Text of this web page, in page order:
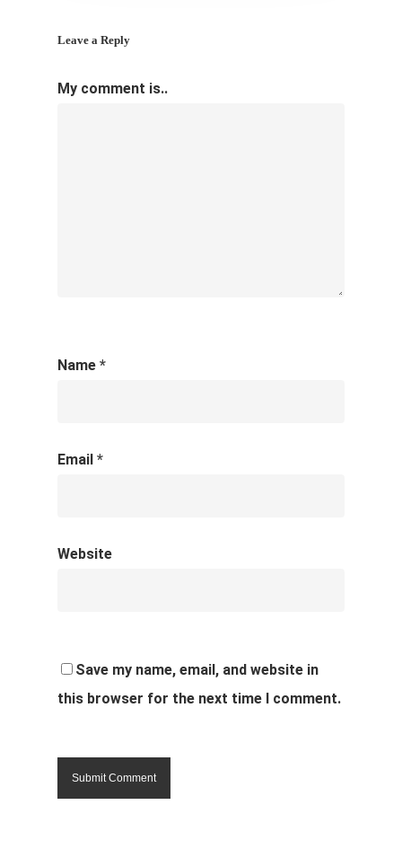
Leave a Reply
My comment is..
Name *
Email *
Website
Save my name, email, and website in
this browser for the next time I comment.